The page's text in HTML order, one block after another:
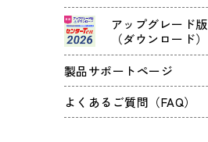
アップグレード版
（ダウンロード）
製品サポートページ
よくあるご質問（FAQ）